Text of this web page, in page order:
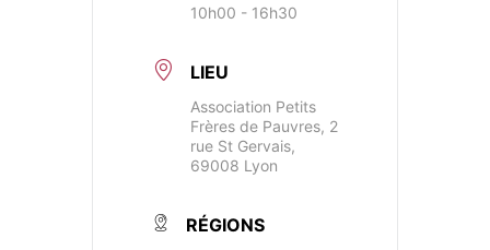
10h00 - 16h30
LIEU
Association Petits
Frères de Pauvres, 2
rue St Gervais,
69008 Lyon
RÉGIONS